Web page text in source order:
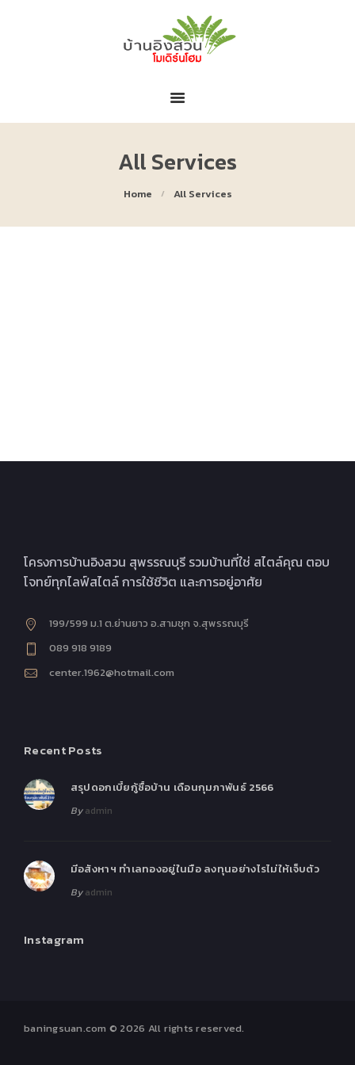
All Services
Home All Services
เกี่ยวกับบ้านอิงสวน
โครงการบ้านอิงสวน สุพรรณบุรี รวมบ้านที่ใช่ สไตล์คุณ ตอบ
โจทย์ทุกไลฟ์สไตล์ การใช้ชีวิต และการอยู่อาศัย
199/599 ม.1 ต.ย่านยาว อ.สามชุก จ.สุพรรณบุรี
089 918 9189
center.1962@hotmail.com
Recent Posts
สรุปดอกเบี้ยกู้ซื้อบ้าน เดือนกุมภาพันธ์ 2566
Byadmin
มีอสังหาฯ ทำเลทองอยู่ในมือ ลงทุนอย่างไรไม่ให้เจ็บตัว
Byadmin
Instagram
baningsuan.com © 2026 All rights reserved.